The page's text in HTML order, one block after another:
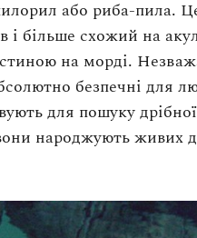
або риба-пила.
і більше схожий на
на морді.
безпечні для
для пошуку
народжують живих